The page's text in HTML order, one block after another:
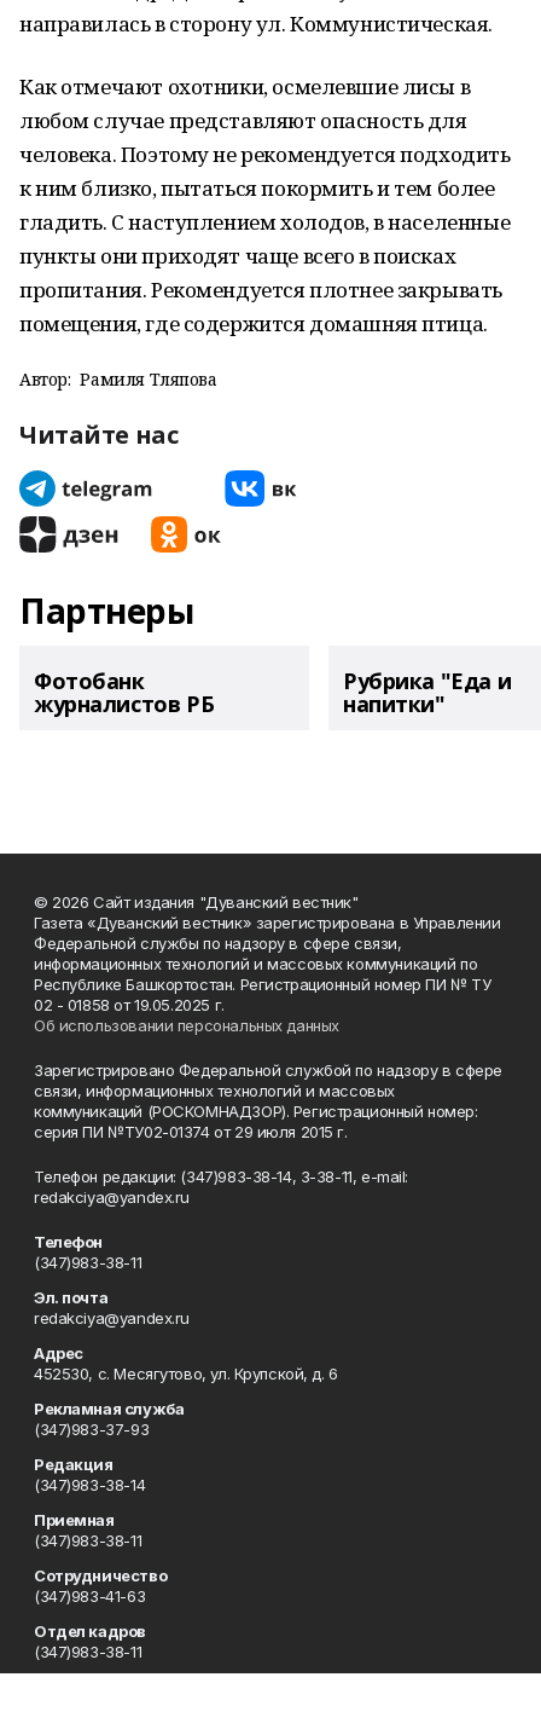
направилась в сторону ул. Коммунистическая.
Как отмечают охотники, осмелевшие лисы в
любом случае представляют опасность для
человека. Поэтому не рекомендуется подходить
к ним близко, пытаться покормить и тем более
гладить. С наступлением холодов, в населенные
пункты они приходят чаще всего в поисках
пропитания. Рекомендуется плотнее закрывать
помещения, где содержится домашняя птица.
Автор: Рамиля Тляпова
Читайте нас
Партнеры
Фотобанк
журналистов РБ
Рубрика "Еда и
напитки"
© 2026 Сайт издания "Дуванский вестник"
Газета «Дуванский вестник» зарегистрирована в Управлении
Федеральной службы по надзору в сфере связи,
информационных технологий и массовых коммуникаций по
Республике Башкортостан. Регистрационный номер ПИ № ТУ
02 - 01858 от 19.05.2025 г.
Об использовании персональных данных
Зарегистрировано Федеральной службой по надзору в сфере
связи, информационных технологий и массовых
коммуникаций (РОСКОМНАДЗОР). Регистрационный номер:
серия ПИ №ТУ02-01374 от 29 июля 2015 г.
Телефон редакции: (347)983-38-14, 3-38-11, e-mail:
redakciya@yandex.ru
Телефон
(347)983-38-11
Эл. почта
redakciya@yandex.ru
Адрес
452530, с. Месягутово, ул. Крупской, д. 6
Рекламная служба
(347)983-37-93
Редакция
(347)983-38-14
Приемная
(347)983-38-11
Сотрудничество
(347)983-41-63
Отдел кадров
(347)983-38-11